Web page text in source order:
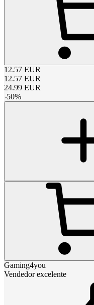
12.57 EUR
12.57 EUR
24.99 EUR
-50%
Gaming4you
Vendedor excelente